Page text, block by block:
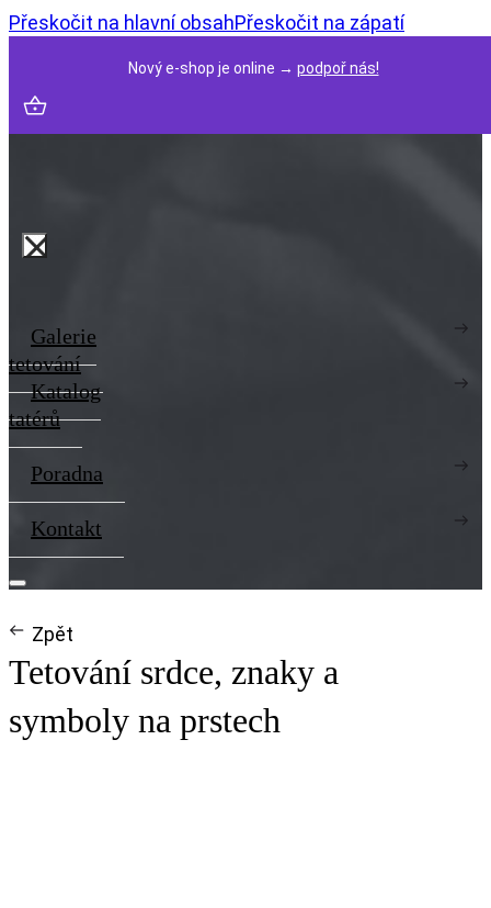
Přeskočit na hlavní obsahPřeskočit na zápatí
Nový e-shop je online → podpoř nás!
Galerie
tetování
Katalog
tatérů
Poradna
Kontakt
Zpět
Tetování srdce, znaky a
symboly na prstech